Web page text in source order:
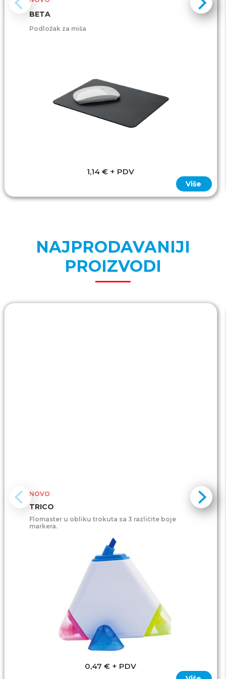
BETA
Podložak za miša
1,14 € + PDV
Više
NAJPRODAVANIJI
PROIZVODI
NOVO
TRICO
Flomaster u obliku trokuta sa 3 različite boje
markera.
0,47 € + PDV